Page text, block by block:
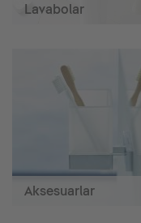
Lavabolar
Aksesuarlar